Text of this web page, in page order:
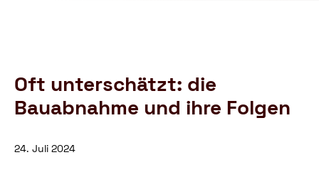
Oft unterschätzt: die
Bauabnahme und ihre Folgen
24. Juli 2024